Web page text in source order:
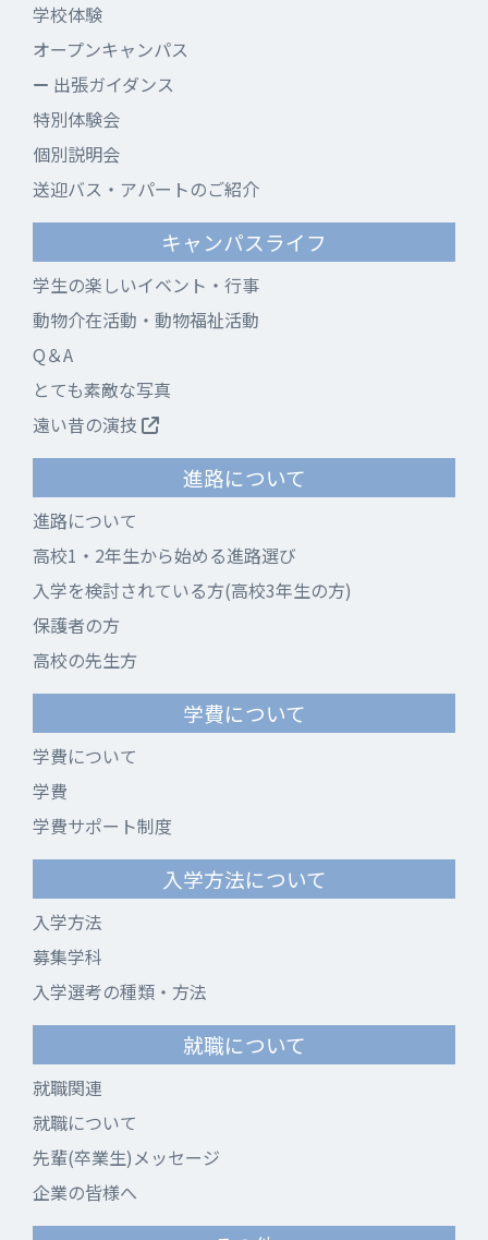
学校体験
オープンキャンパス
出張ガイダンス
特別体験会
個別説明会
送迎バス・アパートのご紹介
キャンパスライフ
学生の楽しいイベント・行事
動物介在活動・動物福祉活動
Q＆A
とても素敵な写真
遠い昔の演技
進路について
進路について
高校1・2年生から始める進路選び
入学を検討されている方(高校3年生の方)
保護者の方
高校の先生方
学費について
学費について
学費
学費サポート制度
入学方法について
入学方法
募集学科
入学選考の種類・方法
就職について
就職関連
就職について
先輩(卒業生)メッセージ
企業の皆様へ